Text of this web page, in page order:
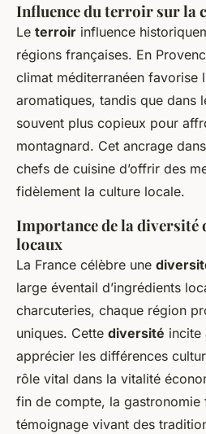
Influence du terroir sur la
Le terroir influence
régions françaises. En
climat méditerranéen favorise
aromatiques, tandis que dans
souvent plus copieux pour
montagnard. Cet ancrage
chefs de cuisine d’offrir des
fidèlement la culture locale.
Importance de la diversité
locaux
La France célèbre une
large éventail d’ingrédients
charcuteries, chaque région
uniques. Cette diversité incite
apprécier les différences
rôle vital dans la vitalité
fin de compte, la gastronomie
témoignage vivant des